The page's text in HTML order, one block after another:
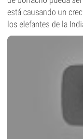
está causando un
los elefantes de la